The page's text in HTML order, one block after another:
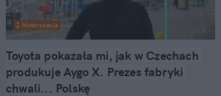
Motoryzacja
Toyota pokazała mi, jak w Czechach
produkuje Aygo X. Prezes fabryki
chwali... Polskę